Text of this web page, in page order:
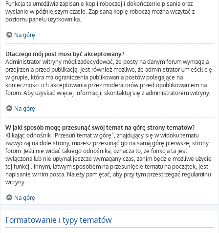
Funkcja ta umożliwia zapisanie kopii roboczej i dokończenie pisania oraz
wysłanie w późniejszym czasie. Zapisaną kopię roboczą można wczytać z
poziomu panelu użytkownika.
Na górę
Dlaczego mój post musi być akceptowany?
Administrator witryny mógł zadecydować, że posty na danym forum wymagają
przejrzenia przed publikacją. Jest również możliwe, że administrator umieścił cię
w grupie, która ma ograniczenia publikowania postów polegające na
konieczności ich akceptowania przez moderatorów przed opublikowaniem na
forum. Aby uzyskać więcej informacji, skontaktuj się z administratorem witryny.
Na górę
W jaki sposób mogę przesunąć swój temat na górę strony tematów?
Klikając odnośnik “Przesuń temat w górę”, znajdujący się w widoku tematu
zazwyczaj na dole strony, możesz przesunąć go na samą górę pierwszej strony
forum. Jeśli nie widać takiego odnośnika, oznacza to, że funkcja ta jest
wyłączona lub nie upłynął jeszcze wymagany czas, zanim będzie możliwe użycie
tej funkcji. Innym, łatwym sposobem na przesunięcie tematu na początek, jest
napisanie w nim posta. Należy pamiętać, aby przy tym przestrzegać regulaminu
witryny.
Na górę
Formatowanie i typy tematów